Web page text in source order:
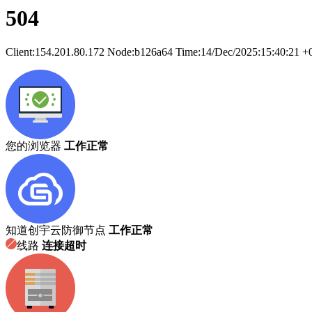
504
Client:154.201.80.172 Node:b126a64 Time:14/Dec/2025:15:40:21
您的浏览器 工作正常
知道创宇云防御节点 工作正常
线路 连接超时